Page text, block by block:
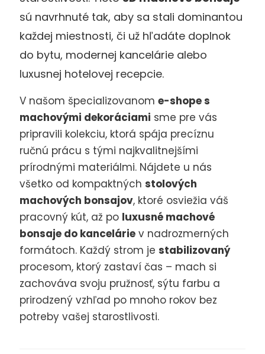
sú navrhnuté tak, aby sa stali dominantou
každej miestnosti, či už hľadáte doplnok
do bytu, modernej kancelárie alebo
luxusnej hotelovej recepcie.
V našom špecializovanom e-shope s
machovými dekoráciami sme pre vás
pripravili kolekciu, ktorá spája precíznu
ručnú prácu s tými najkvalitnejšími
prírodnými materiálmi. Nájdete u nás
všetko od kompaktných stolových
machových bonsajov, ktoré osviežia váš
pracovný kút, až po luxusné machové
bonsaje do kancelárie v nadrozmerných
formátoch. Každý strom je stabilizovaný
procesom, ktorý zastaví čas – mach si
zachováva svoju pružnosť, sýtu farbu a
prirodzený vzhľad po mnoho rokov bez
potreby vašej starostlivosti.